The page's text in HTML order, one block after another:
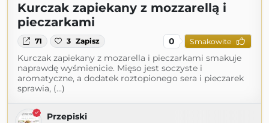
Kurczak zapiekany z mozzarellą i
pieczarkami
71 3 Zapisz 0 Smakowite
Kurczak zapiekany z mozarella i pieczarkami smakuje
naprawdę wyśmienicie. Mięso jest soczyste i
aromatyczne, a dodatek roztopionego sera i pieczarek
sprawia, (...)
Przepiski